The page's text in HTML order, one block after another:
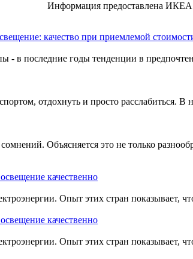
Информация предоставлена ИКЕА
качество при приемлемой
в последние годы тенденции в
отдохнуть и просто расслабиться. В
Объясняется это не только
качественно
Опыт этих стран показывает,
качественно
Опыт этих стран показывает,